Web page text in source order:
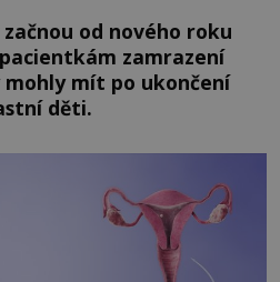
od nového roku
zamrazení
mít po ukončení
děti.